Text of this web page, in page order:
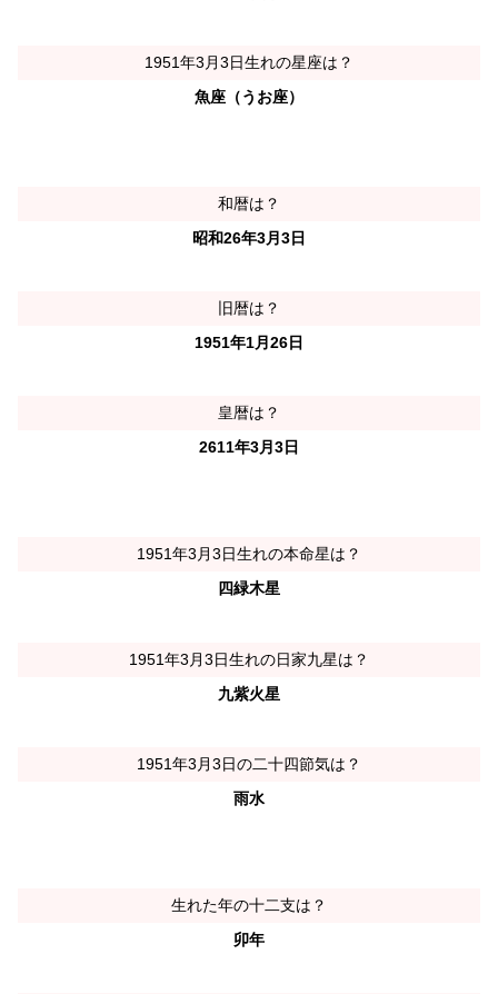
1951年3月3日生れの星座は？
魚座（うお座）
和暦は？
昭和26年3月3日
旧暦は？
1951年1月26日
皇暦は？
2611年3月3日
1951年3月3日生れの本命星は？
四緑木星
1951年3月3日生れの日家九星は？
九紫火星
1951年3月3日の二十四節気は？
雨水
生れた年の十二支は？
卯年